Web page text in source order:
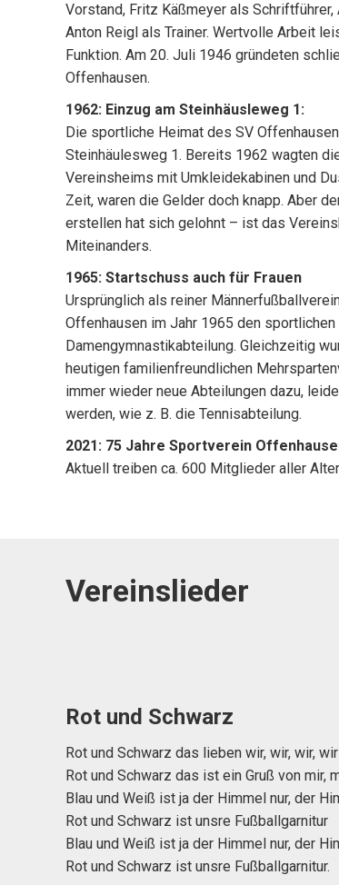
Vorstand, Fritz Käßmeyer als
Anton Reigl als Trainer. Wertvolle Arbeit
Funktion. Am 20. Juli 1946 gründeten
Offenhausen.
1962: Einzug am Steinhäusleweg 1:
Die sportliche Heimat des SV
Steinhäulesweg 1. Bereits 1962 wagten
Vereinsheims mit Umkleidekabinen und
Zeit, waren die Gelder doch knapp. Aber
erstellen hat sich gelohnt – ist das
Miteinanders.
1965: Startschuss auch für Frauen
Ursprünglich als reiner
Offenhausen im Jahr 1965 den
Damengymnastikabteilung. Gleichzeitig
heutigen familienfreundlichen
immer wieder neue Abteilungen dazu,
werden, wie z. B. die Tennisabteilung.
2021: 75 Jahre Sportverein
Aktuell treiben ca. 600 Mitglieder aller
Vereinslieder
Rot und Schwarz
Rot und Schwarz das lieben wir, wir, wir, wir
Rot und Schwarz das ist ein Gruß von mir,
Blau und Weiß ist ja der Himmel nur, der
Rot und Schwarz ist unsre Fußballgarnitur
Blau und Weiß ist ja der Himmel nur, der
Rot und Schwarz ist unsre Fußballgarnitur.